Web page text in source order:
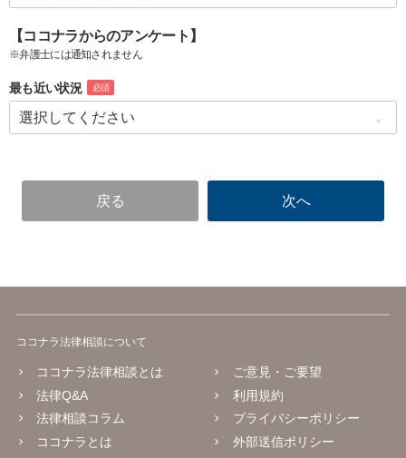
【ココナラからのアンケート】
※弁護士には通知されません
最も近い状況 必須
ココナラ法律相談について
ココナラ法律相談とは
法律Q&A
法律相談コラム
ココナラとは
ご意見・ご要望
利用規約
プライバシーポリシー
外部送信ポリシー